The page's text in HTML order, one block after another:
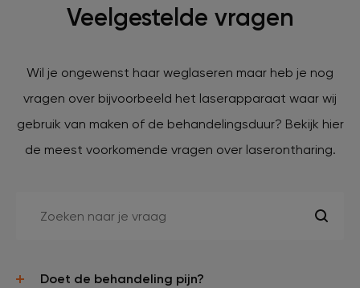
Veelgestelde vragen
Wil je ongewenst haar weglaseren maar heb je nog
vragen over bijvoorbeeld het laserapparaat waar wij
gebruik van maken of de behandelingsduur? Bekijk hier
de meest voorkomende vragen over laserontharing.
Doet de behandeling pijn?